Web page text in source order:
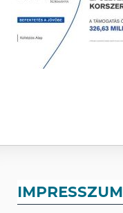
IMPRESSZUM